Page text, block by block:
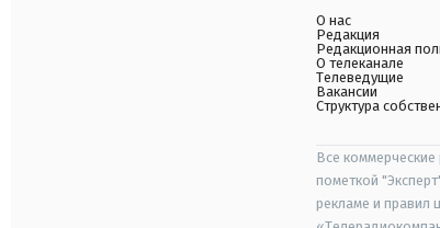
О нас
Редакция
Редакционная
О телеканале
Телеведущие
Вакансии
Структура
Все
пометкой
рекламе и правил